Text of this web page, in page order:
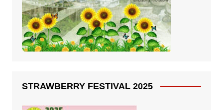
STRAWBERRY FESTIVAL 2025